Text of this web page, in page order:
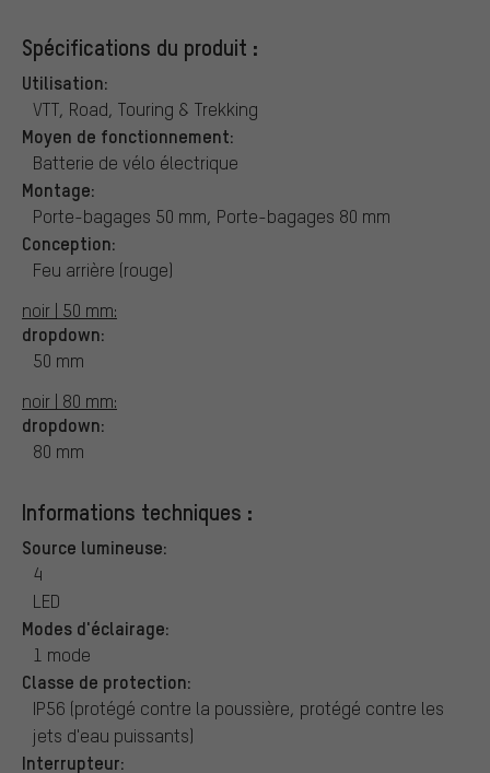
Spécifications du produit :
Utilisation:
VTT, Road, Touring & Trekking
Moyen de fonctionnement:
Batterie de vélo électrique
Montage:
Porte-bagages 50 mm, Porte-bagages 80 mm
Conception:
Feu arrière (rouge)
noir | 50 mm:
dropdown:
50 mm
noir | 80 mm:
dropdown:
80 mm
Informations techniques :
Source lumineuse:
4
LED
Modes d'éclairage:
1 mode
Classe de protection:
IP56 (protégé contre la poussière, protégé contre les
jets d'eau puissants)
Interrupteur: